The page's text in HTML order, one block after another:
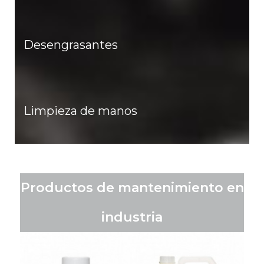
Desengrasantes
Limpieza de manos
Productos de mantenimiento en
industria